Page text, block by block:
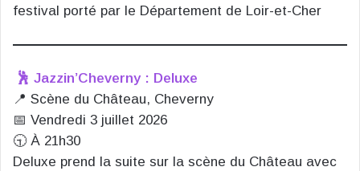
festival porté par le Département de Loir-et-Cher
🕺 Jazzin’Cheverny : Deluxe
📍 Scène du Château, Cheverny
📅 Vendredi 3 juillet 2026
🕤 À 21h30
Deluxe prend la suite sur la scène du Château avec